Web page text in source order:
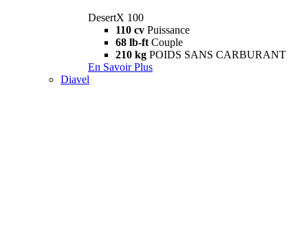
DesertX 100
110 cv Puissance
68 lb-ft Couple
210 kg POIDS SANS CARBURANT
En Savoir Plus
Diavel